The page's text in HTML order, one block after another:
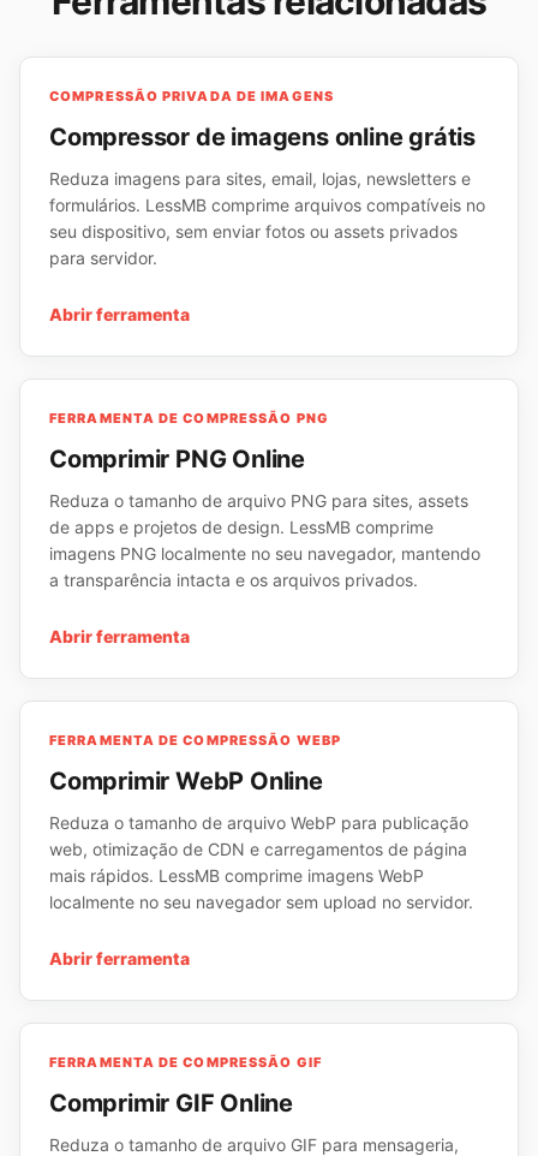
COMPRESSÃO PRIVADA DE IMAGENS
Compressor de imagens online grátis
Reduza imagens para sites, email, lojas, newsletters e
formulários. LessMB comprime arquivos compatíveis no
seu dispositivo, sem enviar fotos ou assets privados
para servidor.
Abrir ferramenta
FERRAMENTA DE COMPRESSÃO PNG
Comprimir PNG Online
Reduza o tamanho de arquivo PNG para sites, assets
de apps e projetos de design. LessMB comprime
imagens PNG localmente no seu navegador, mantendo
a transparência intacta e os arquivos privados.
Abrir ferramenta
FERRAMENTA DE COMPRESSÃO WEBP
Comprimir WebP Online
Reduza o tamanho de arquivo WebP para publicação
web, otimização de CDN e carregamentos de página
mais rápidos. LessMB comprime imagens WebP
localmente no seu navegador sem upload no servidor.
Abrir ferramenta
FERRAMENTA DE COMPRESSÃO GIF
Comprimir GIF Online
Reduza o tamanho de arquivo GIF para mensageria,